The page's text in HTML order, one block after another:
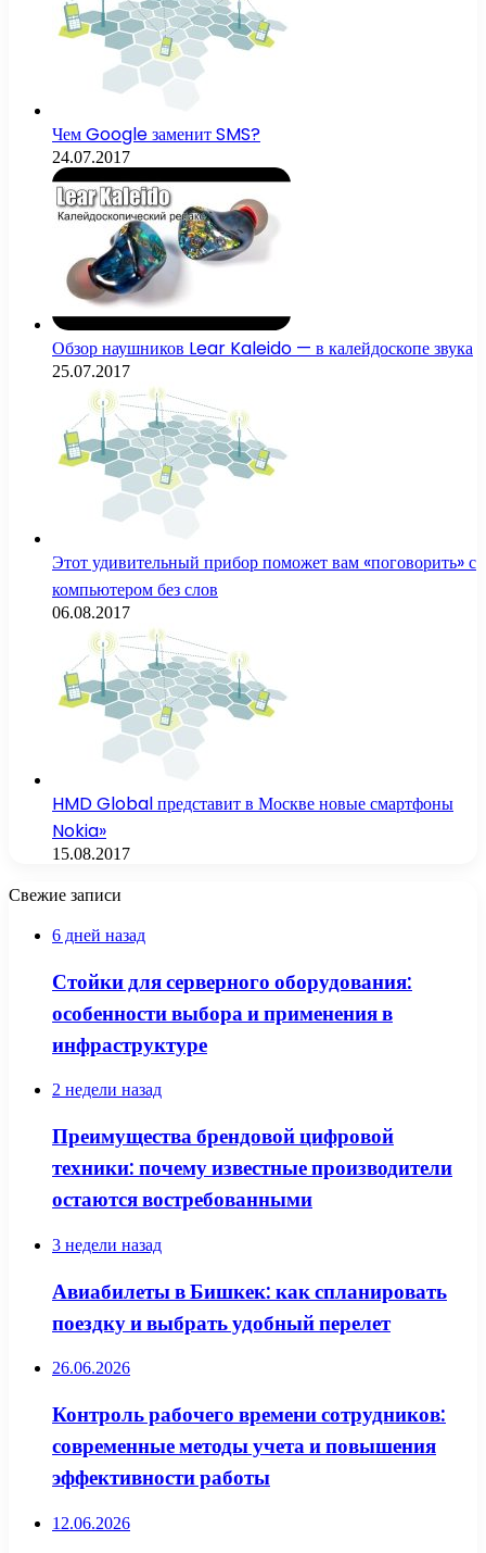
Чем Google заменит SMS?
24.07.2017
Обзор наушников Lear Kaleido — в калейдоскопе звука
25.07.2017
Этот удивительный прибор поможет вам «поговорить» с
компьютером без слов
06.08.2017
HMD Global представит в Москве новые смартфоны
Nokia»
15.08.2017
Свежие записи
6 дней назад
Стойки для серверного оборудования:
особенности выбора и применения в
инфраструктуре
2 недели назад
Преимущества брендовой цифровой
техники: почему известные производители
остаются востребованными
3 недели назад
Авиабилеты в Бишкек: как спланировать
поездку и выбрать удобный перелет
26.06.2026
Контроль рабочего времени сотрудников:
современные методы учета и повышения
эффективности работы
12.06.2026